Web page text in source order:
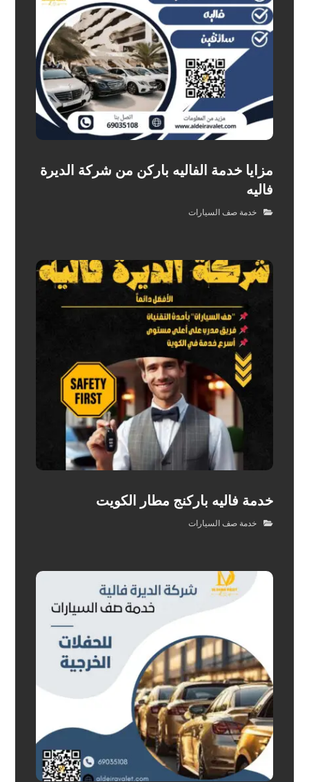
مزايا خدمة الفاليه باركن من شركة الديرة
فاليه
خدمة صف السيارات
خدمة فاليه باركنج مطار الكويت
خدمة صف السيارات